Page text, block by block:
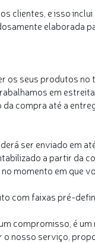
clientes, e isso
elaborada
os seus produtos
em
compra até a
ser enviado em
a partir da
momento em que
com faixas pré-
compromisso, é
nosso serviço,